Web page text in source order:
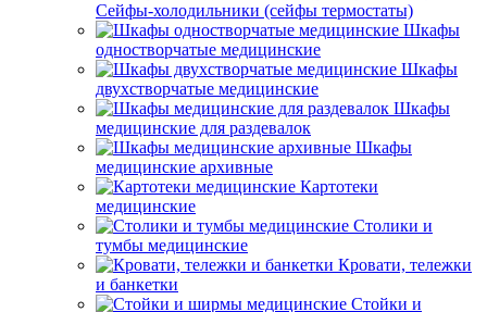
Сейфы-холодильники (сейфы термостаты)
Шкафы
одностворчатые медицинские
Шкафы
двухстворчатые медицинские
Шкафы
медицинские для раздевалок
Шкафы
медицинские архивные
Картотеки
медицинские
Столики и
тумбы медицинские
Кровати, тележки
и банкетки
Стойки и